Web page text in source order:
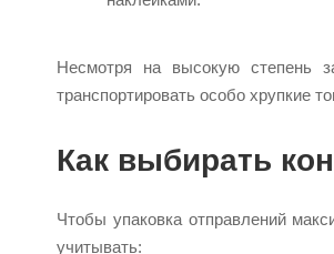
Несмотря на высокую степень
транспортировать особо хрупкие
Как выбирать
Чтобы упаковка отправлений
учитывать: